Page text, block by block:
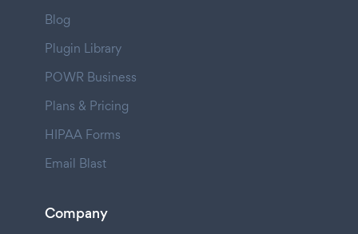
Blog
Plugin Library
POWR Business
Plans & Pricing
HIPAA Forms
Email Blast
Company